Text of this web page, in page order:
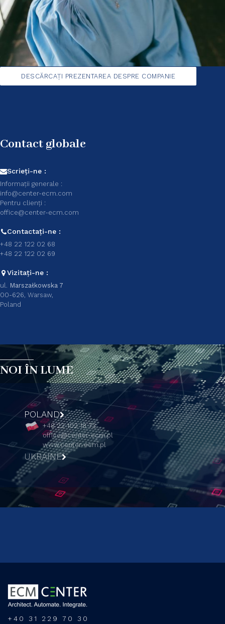
DESCĂRCAȚI PREZENTAREA DESPRE COMPANIE
Contact globale
Scrieți-ne :
Informații generale :
info@center-ecm.com
Pentru clienți :
office@center-ecm.com
Contactați-ne :
+48 22 122 02 68
+48 22 122 02 69
Vizitați-ne :
ul. Marszałkowska 7
00-626, Warsaw,
Poland
NOI ÎN LUME
POLAND
+48 22 102 18 73
office@center-ecm.pl
www.center-ecm.pl
UKRAINE
+40 31 229 70 30